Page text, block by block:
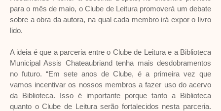
para o mês de maio, o Clube de Leitura promoverá um debate
sobre a obra da autora, na qual cada membro irá expor o livro
lido.
A ideia é que a parceria entre o Clube de Leitura e a Biblioteca
Municipal Assis Chateaubriand tenha mais desdobramentos
no futuro. “Em sete anos de Clube, é a primeira vez que
vamos incentivar os nossos membros a fazer uso do acervo
da Biblioteca. Isso é importante porque tanto a Biblioteca
quanto o Clube de Leitura serão fortalecidos nesta parceria.